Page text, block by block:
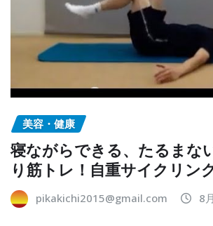
美容・健康
寝ながらできる、たるまな
り筋トレ！自重サイクリン
pikakichi2015@gmail.com 8